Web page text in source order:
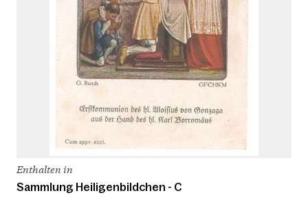
Enthalten in
Sammlung Heiligenbildchen - C